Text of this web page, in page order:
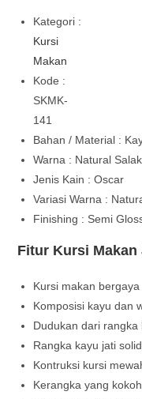
Kategori :
Kursi
Makan
Kode :
SKMK-
141
Bahan / Material :
Warna : Natural Salak
Jenis Kain : Oscar
Variasi Warna :
Finishing : Semi
Fitur Kursi Makan
Kursi makan
Komposisi kayu dan
Dudukan dari rangka
Rangka kayu jati
Kontruksi kursi
Kerangka yang